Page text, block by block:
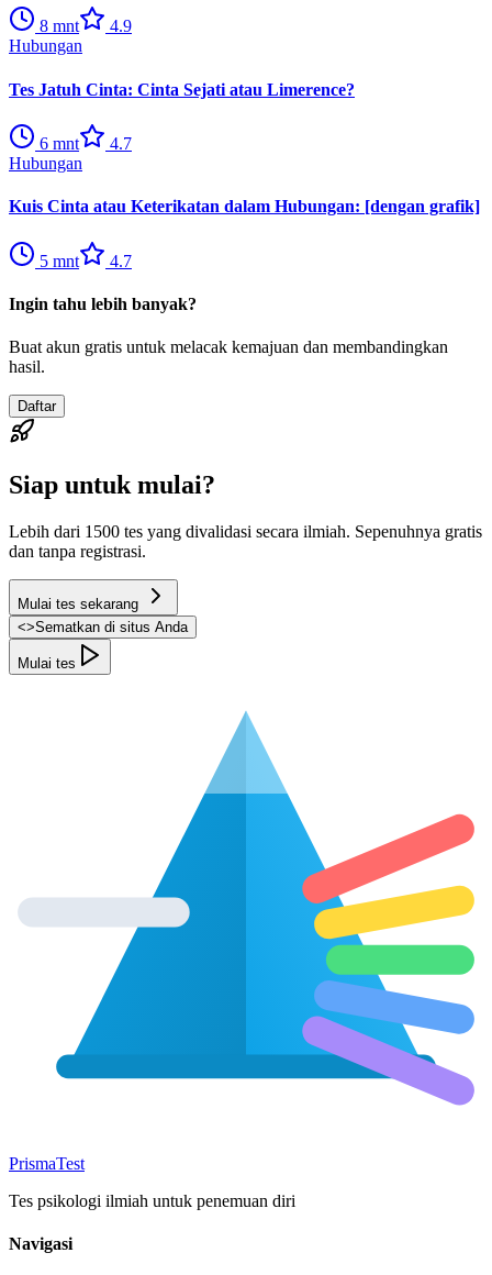
8 mnt
4.9
Hubungan
Tes Jatuh Cinta: Cinta Sejati atau Limerence?
6 mnt
4.7
Hubungan
Kuis Cinta atau Keterikatan dalam Hubungan: [dengan grafik]
5 mnt 4.7
Ingin tahu lebih banyak?
Buat akun gratis untuk melacak kemajuan dan membandingkan
hasil.
Daftar
Siap untuk mulai?
Lebih dari 1500 tes yang divalidasi secara ilmiah. Sepenuhnya gratis
dan tanpa registrasi.
Mulai tes sekarang
<>Sematkan di situs Anda
Mulai tes
PrismaTest
Tes psikologi ilmiah untuk penemuan diri
Navigasi